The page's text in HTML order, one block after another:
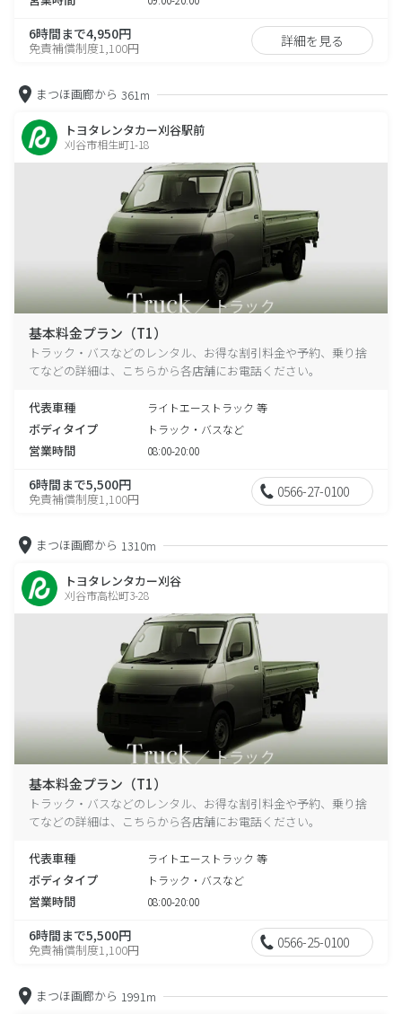
6時間まで4,950円
免責補償制度1,100円 詳細を見る
まつほ画廊から 361m
トヨタレンタカー刈谷駅前
刈谷市相生町1-18
基本料金プラン（T1）
トラック・バスなどのレンタル、お得な割引料金や予約、乗り捨
てなどの詳細は、こちらから各店舗にお電話ください。
代表車種 ライトエーストラック 等
ボディタイプ トラック・バスなど
営業時間 08:00-20:00
6時間まで5,500円
免責補償制度1,100円 0566-27-0100
まつほ画廊から 1310m
トヨタレンタカー刈谷
刈谷市高松町3-28
基本料金プラン（T1）
トラック・バスなどのレンタル、お得な割引料金や予約、乗り捨
てなどの詳細は、こちらから各店舗にお電話ください。
代表車種 ライトエーストラック 等
ボディタイプ トラック・バスなど
営業時間 08:00-20:00
6時間まで5,500円
免責補償制度1,100円 0566-25-0100
まつほ画廊から 1991m